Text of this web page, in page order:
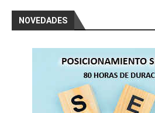
NOVEDADES